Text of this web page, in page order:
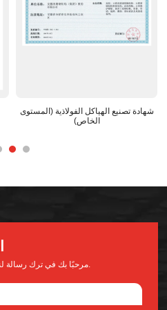
شهادة تصنيع الهياكل الفولاذية (المستوى
الخاص)
مرحبًا بك في ترك رسالة لنا، وسنقوم بالرد عليك فور استلامها.